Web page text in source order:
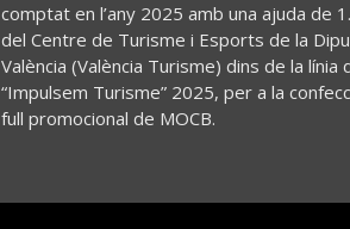
comptat en l’any 2025 amb una ajuda de
del Centre de Turisme i Esports de la
València (València Turisme) dins de la línia
“Impulsem Turisme” 2025, per a la
full promocional de MOCB.